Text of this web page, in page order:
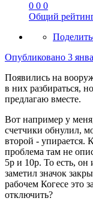
0 0 0
Общий
Опубликовано 3
Появились на
в них разбираться,
предлагаю вместе.
Вот например у
счетчики обнулил,
второй - упирается.
проблема там не
5р и 10р. То есть, он
заметил значок
рабочем Когесе это
отключить?